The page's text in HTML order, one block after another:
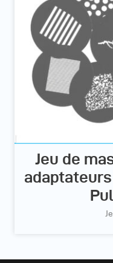
Jeu de